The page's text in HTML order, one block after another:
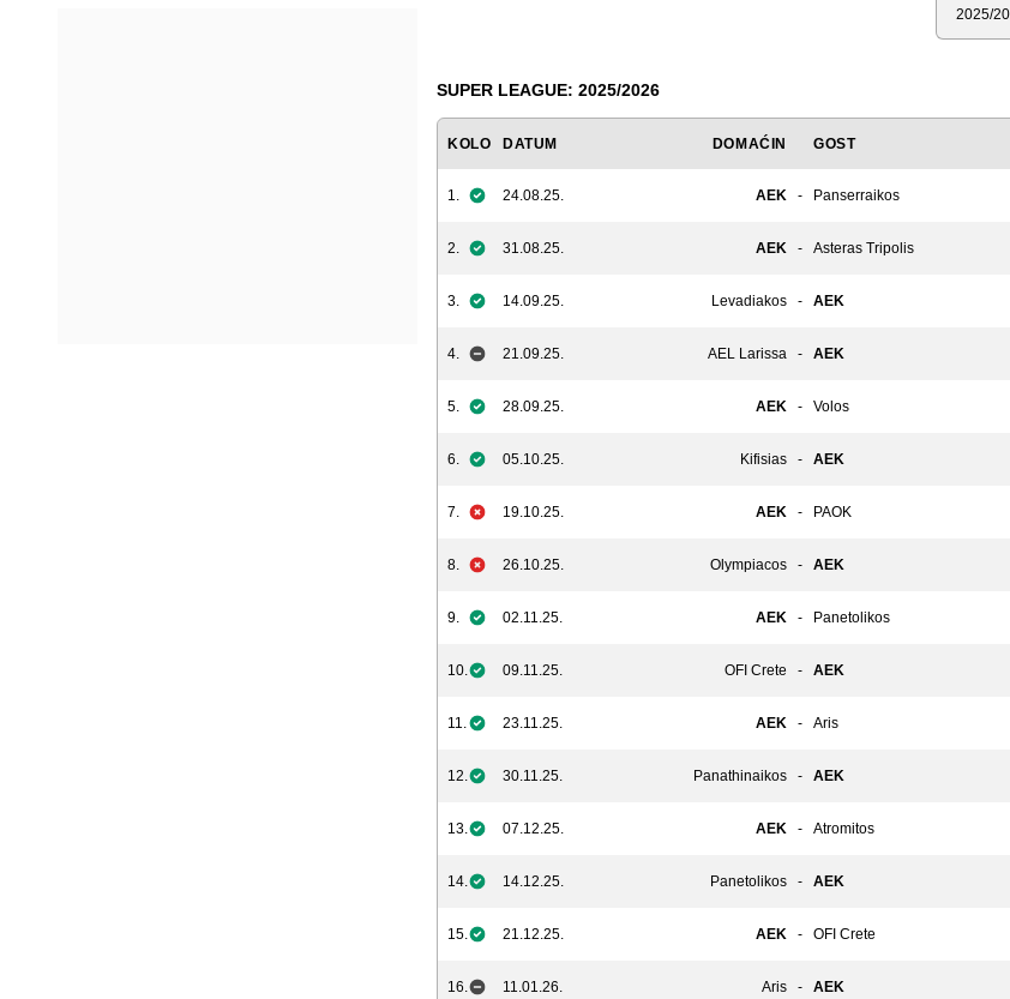
SUPER LEAGUE: 2025/2026
KOLO DATUM DOMAĆIN GOST
1. 24.08.25. AEK - Panserraikos
2. 31.08.25. AEK - Asteras Tripolis
3. 14.09.25. Levadiakos - AEK
4. 21.09.25. AEL Larissa - AEK
5. 28.09.25. AEK - Volos
6. 05.10.25. Kifisias - AEK
7. 19.10.25. AEK - PAOK
8. 26.10.25. Olympiacos - AEK
9. 02.11.25. AEK - Panetolikos
10. 09.11.25. OFI Crete - AEK
11. 23.11.25. AEK - Aris
12. 30.11.25. Panathinaikos - AEK
13. 07.12.25. AEK - Atromitos
14. 14.12.25. Panetolikos - AEK
15. 21.12.25. AEK - OFI Crete
16. 11.01.26. Aris - AEK